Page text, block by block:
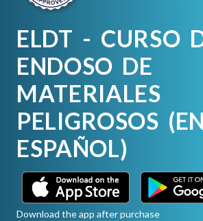
ELDT - CURSO
ENDOSO DE
MATERIALES
PELIGROSOS (EN
ESPAÑOL)
Download the app after purchase